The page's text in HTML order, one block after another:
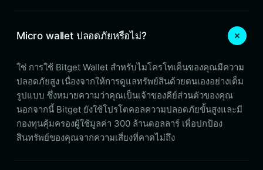
Micro wallet ปลอดภัยหรือไม่?
ใช่ การใช้ Bitget Wallet สำหรับไมโครโทเค็นของคุณมีความ
ปลอดภัยสูง เนื่องจากให้การดูแลทรัพย์สินด้วยตนเองอย่างเต็ม
รูปแบบ ซึ่งหมายความว่าคุณเป็นเจ้าของคีย์ส่วนตัวของคุณ
นอกจากนี้ Bitget ยังใช้โปรโตคอลความปลอดภัยขั้นสูงและมี
กองทุนคุ้มครองผู้ใช้มูลค่า 300 ล้านดอลลาร์ เพื่อปกป้อง
สินทรัพย์ของคุณจากความเสี่ยงที่คาดไม่ถึง